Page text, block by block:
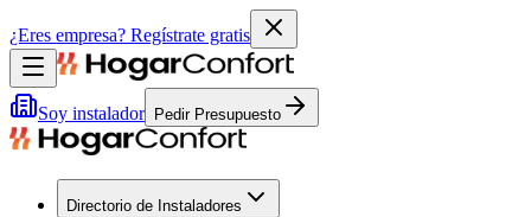
¿Eres empresa? Regístrate gratis
Soy instalador Pedir Presupuesto
Directorio de Instaladores